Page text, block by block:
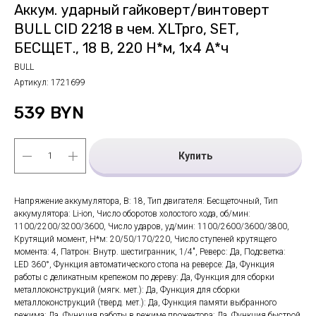
Аккум. ударный гайковерт/винтоверт
BULL CID 2218 в чем. XLTpro, SET,
БЕСЩЕТ., 18 В, 220 Н*м, 1х4 А*ч
BULL
Артикул: 1721699
539 BYN
Купить
Напряжение аккумулятора, В: 18, Тип двигателя: Бесщеточный, Тип
аккумулятора: Li-ion, Число оборотов холостого хода, об/мин:
1100/2200/3200/3600, Число ударов, уд/мин: 1100/2600/3600/3800,
Крутящий момент, Н*м: 20/50/170/220, Число ступеней крутящего
момента: 4, Патрон: Внутр. шестигранник, 1/4", Реверс: Да, Подсветка:
LED 360°, Функция автоматического стопа на реверсе: Да, Функция
работы с деликатным крепежом по дереву: Да, Функция для сборки
металлоконструкций (мягк. мет.): Да, Функция для сборки
металлоконструкций (тверд. мет.): Да, Функция памяти выбранного